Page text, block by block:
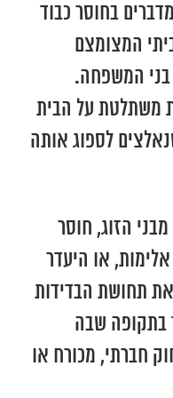
בחוסר כבוד
המצומצם
בני המשפחה.
משתלטת על הבית
לספוג אותה
הזוג, חוסר
או היעדר
את תחושת הבדידות
בתקופה שבה
חברתי, מכורח או